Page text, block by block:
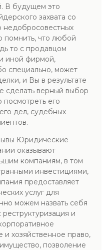
В будущем это
захвата со
недобросовестных
помнить, что любой
то с продавцом
иной фирмой,
специально, может
и Вы в результате
сделать верный выбор
посмотреть его
дел, судебных
Юридические
оказывают
компаниям, в том
инвестициями,
предоставляет
услуг для
можем назвать себя
реструктуризация и
хозяйственное право,
позволение